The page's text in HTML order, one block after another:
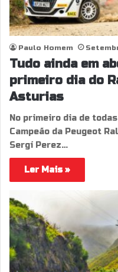
Paulo Homem
Tudo ainda em
primeiro dia do
Asturias
No primeiro dia de
Campeão da Peugeot
Sergí Perez…
Ler Mais »